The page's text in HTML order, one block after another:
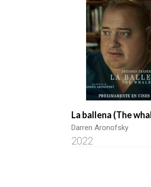
La ballena (The
Darren Aronofsky
2022